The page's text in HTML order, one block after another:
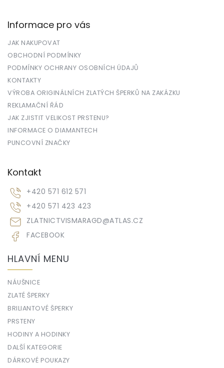
Informace pro vás
JAK NAKUPOVAT
OBCHODNÍ PODMÍNKY
PODMÍNKY OCHRANY OSOBNÍCH ÚDAJŮ
KONTAKTY
VÝROBA ORIGINÁLNÍCH ZLATÝCH ŠPERKŮ NA ZAKÁZKU
REKLAMAČNÍ ŘÁD
JAK ZJISTIT VELIKOST PRSTENU?
INFORMACE O DIAMANTECH
PUNCOVNÍ ZNAČKY
Kontakt
ZLATNICTVISMARAGD@ATLAS.CZ
+420 571 612 571
+420 571 423 423
FACEBOOK
HLAVNÍ MENU
NÁUŠNICE
ZLATÉ ŠPERKY
BRILIANTOVÉ ŠPERKY
PRSTENY
HODINY A HODINKY
DALŠÍ KATEGORIE
DÁRKOVÉ POUKAZY